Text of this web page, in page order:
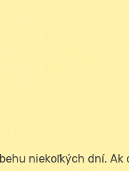
niekoľkých dní. Ak